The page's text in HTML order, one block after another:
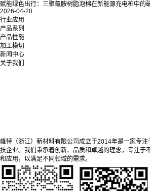
赋能绿色出行：三聚氰胺树脂泡棉在新能源充电桩中的
2026-04-20
行业应用
产品系列
产品性能
加工模切
新闻中心
关于我们
峰特（浙江）新材料有限公司成立于2014年是一家专
技企业。我们秉承着创新、品质和卓越的理念，专注于
和应用，以满足不同领域的需求。